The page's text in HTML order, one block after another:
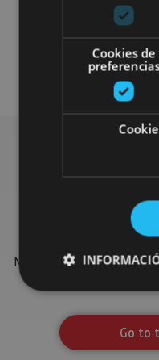
Arquitectura
Find
Find more plans and
Navarre: organised
Go to
Cookies de